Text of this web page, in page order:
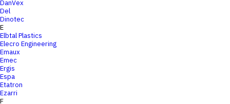
DanVex
Del
Dinotec
E
Elbtal Plastics
Elecro Engineering
Emaux
Emec
Ergis
Espa
Etatron
Ezarri
F